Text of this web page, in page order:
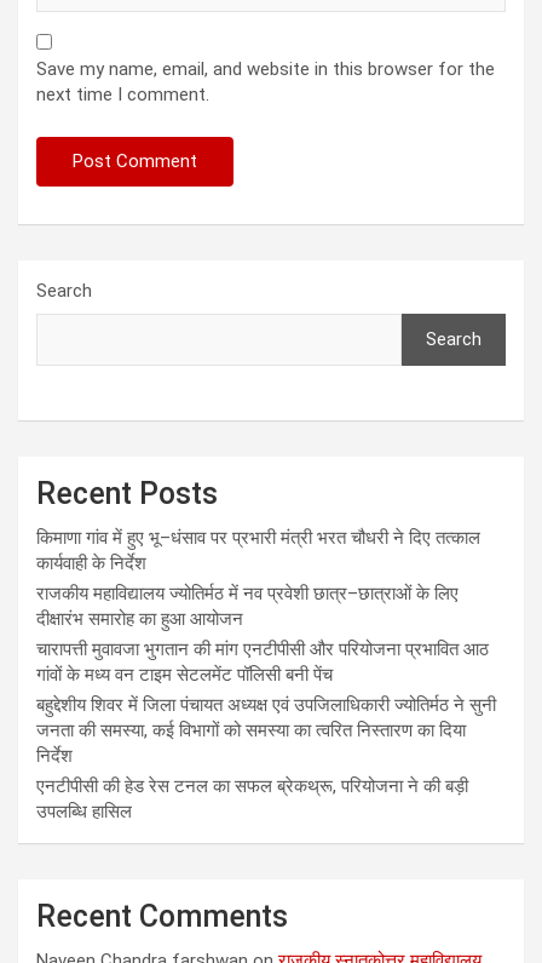
Save my name, email, and website in this browser for the
next time I comment.
Search
Search
Recent Posts
किमाणा गांव में हुए भू–धंसाव पर प्रभारी मंत्री भरत चौधरी ने दिए तत्काल
कार्यवाही के निर्देश
राजकीय महाविद्यालय ज्योतिर्मठ में नव प्रवेशी छात्र–छात्राओं के लिए
दीक्षारंभ समारोह का हुआ आयोजन
चारापत्ती मुवावजा भुगतान की मांग एनटीपीसी और परियोजना प्रभावित आठ
गांवों के मध्य वन टाइम सेटलमेंट पॉलिसी बनी पेंच
बहुद्देशीय शिवर में जिला पंचायत अध्यक्ष एवं उपजिलाधिकारी ज्योतिर्मठ ने सुनी
जनता की समस्या, कई विभागों को समस्या का त्वरित निस्तारण का दिया
निर्देश
एनटीपीसी की हेड रेस टनल का सफल ब्रेकथ्रू, परियोजना ने की बड़ी
उपलब्धि हासिल
Recent Comments